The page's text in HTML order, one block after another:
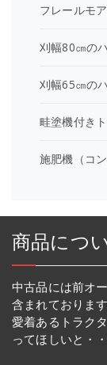
フレールモ
刈幅80㎝の
刈幅65㎝の
畦塗機付き
施肥機（コ
商品につ
中古品には前オ
含まれております
愛着あるトラク
ってほしいと・